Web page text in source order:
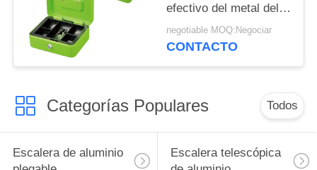
efectivo del metal del
almacenamiento del
dinero de la moneda
negotiable MOQ:Negociar
CONTACTO
Categorías Populares Todos
Escalera de aluminio
Escalera telescópica